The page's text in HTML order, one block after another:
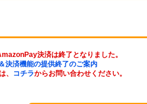
決済は終了となりました。
決済機能の提供終了のご案内
、 コチラからお問い合わせください。